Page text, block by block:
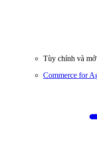
Tùy chỉnh và
Commerce for